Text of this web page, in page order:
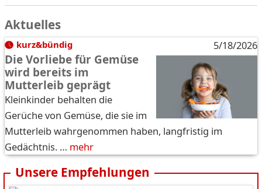
Aktuelles
kurz&bündig 5/18/2026
Die Vorliebe für Gemüse
wird bereits im
Mutterleib geprägt
Kleinkinder behalten die
Gerüche von Gemüse, die sie im
Mutterleib wahrgenommen haben, langfristig im
Gedächtnis. … mehr
Unsere Empfehlungen